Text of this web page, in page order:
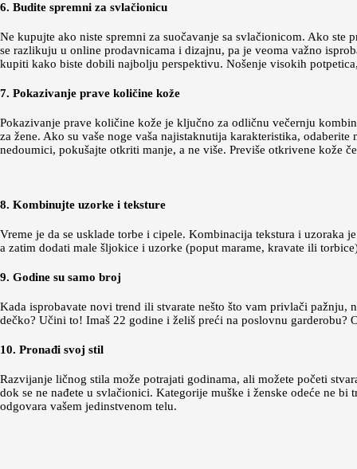
6. Budite spremni za svlačionicu
Ne kupujte ako niste spremni za suočavanje sa svlačionicom. Ako
se razlikuju u online prodavnicama i dizajnu, pa je veoma važno
kupiti kako biste dobili najbolju perspektivu. Nošenje visokih
7. Pokazivanje prave količine kože
Pokazivanje prave količine kože je ključno za odličnu večernju
za žene. Ako su vaše noge vaša najistaknutija karakteristika,
nedoumici, pokušajte otkriti manje, a ne više. Previše otkrivene kože
8. Kombinujte uzorke i teksture
Vreme je da se usklade torbe i cipele. Kombinacija tekstura i uzoraka
a zatim dodati male šljokice i uzorke (poput marame, kravate ili
9. Godine su samo broj
Kada isprobavate novi trend ili stvarate nešto što vam privlači
dečko? Učini to! Imaš 22 godine i želiš preći na poslovnu garderobu?
10. Pronađi svoj stil
Razvijanje ličnog stila može potrajati godinama, ali možete početi
dok se ne nađete u svlačionici. Kategorije muške i ženske odeće ne
odgovara vašem jedinstvenom telu.